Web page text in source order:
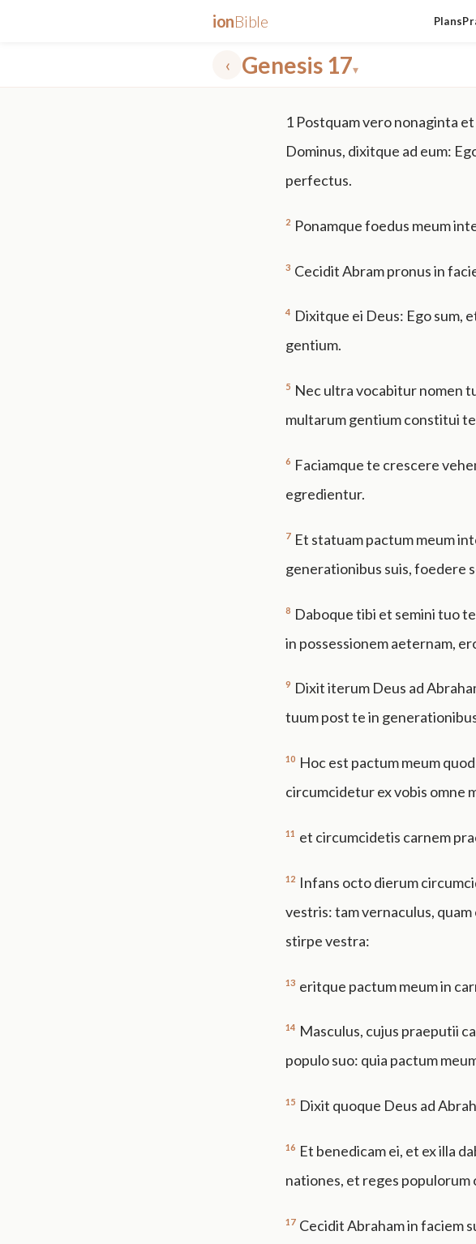
ionBible Plans
‹ Genesis 17▾
1 Postquam vero nonaginta
Dominus, dixitque ad eum:
perfectus.
2 Ponamque foedus meum
3 Cecidit Abram pronus in
4 Dixitque ei Deus: Ego sum,
gentium.
5 Nec ultra vocabitur nomen
multarum gentium constitui
6 Faciamque te crescere
egredientur.
7 Et statuam pactum meum
generationibus suis, foedere
8 Daboque tibi et semini tuo
in possessionem aeternam,
9 Dixit iterum Deus ad
tuum post te in
10 Hoc est pactum meum
circumcidetur ex vobis omne
11 et circumcidetis carnem
12 Infans octo dierum
vestris: tam vernaculus,
stirpe vestra:
13 eritque pactum meum in
14 Masculus, cujus praeputii
populo suo: quia pactum
15 Dixit quoque Deus ad
16 Et benedicam ei, et ex illa
nationes, et reges populorum
17 Cecidit Abraham in faciem